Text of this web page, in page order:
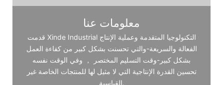
معلومات عنا
قدمت Xinde Industrial التكنولوجيا المتقدمة وعملية الإنتاج
الفعالة والسريعة-والتي تحسنت بشكل كبير من كفاءة العمل
بشكل كبير-وقت التسليم المختصر ， وفي الوقت نفسه
تحسين القدرة الإنتاجية التي لا مثيل لها للمنتجات الخاصة غير
القياسية.